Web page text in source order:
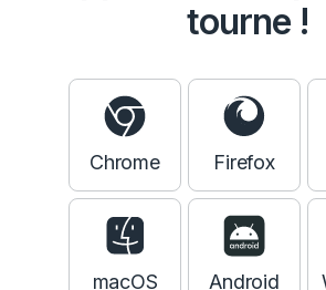
tourne !
Chrome Firefox
macOS Android